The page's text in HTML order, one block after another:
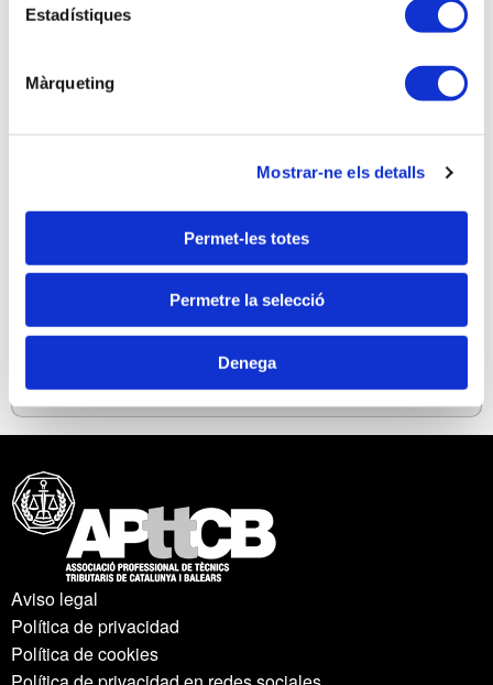
Estadístiques
Màrqueting
Mostrar-ne els detalls
Permet-les totes
Permetre la selecció
Denega
- Reglas de localización.
- El papel de las plataformas.
- Deducibilidad de las facturas recibidas.
- Nuevo régimen de franquicia.
Aviso legal
Política de privacidad
Política de cookies